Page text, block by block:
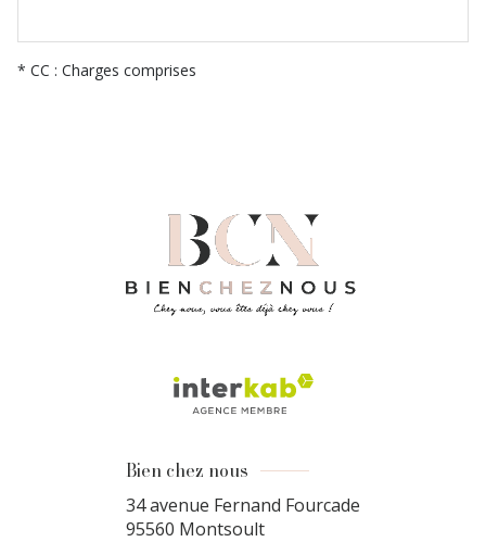
* CC : Charges comprises
Bien chez nous
34 avenue Fernand Fourcade
95560 Montsoult